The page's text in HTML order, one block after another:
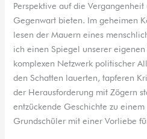
Perspektive auf die
Gegenwart bieten. Im geheimen
lesen der Mauern eines
ich einen Spiegel unserer
komplexen Netzwerk politischer
den Schatten lauerten, tapferen
der Herausforderung mit Zögern
entzückende Geschichte zu
Grundschüler mit einer Vorliebe